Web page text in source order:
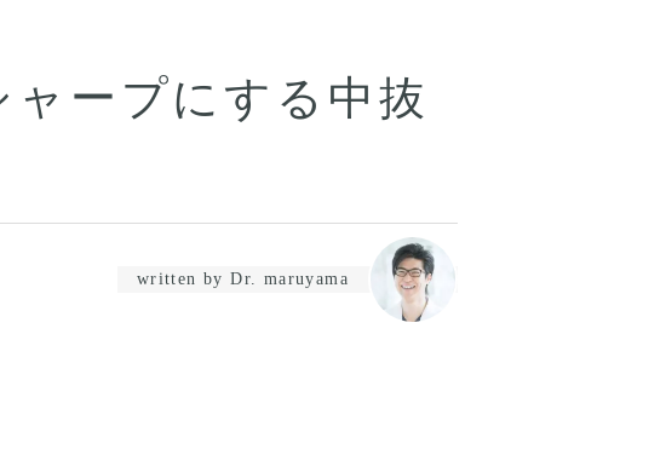
ープにする中抜
written by Dr. maruyama